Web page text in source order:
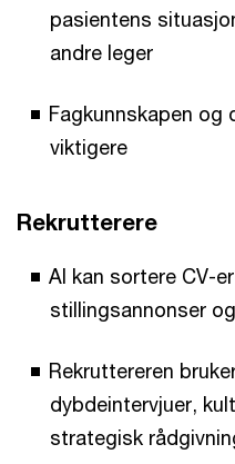
pasientens
andre leger
Fagkunnskapen og
viktigere
Rekrutterere
AI kan sortere CV-
stillingsannonser
Rekruttereren
dybdeintervjuer,
strategisk